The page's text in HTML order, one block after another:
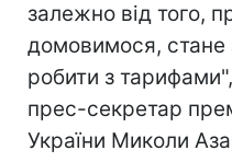
залежно від того,
домовимося, стане
робити з
прес-секретар
України Миколи